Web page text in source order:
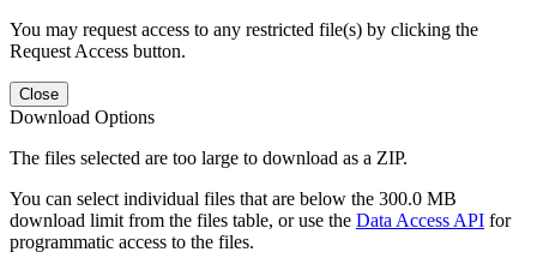
You may request access to any restricted file(s) by clicking the
Request Access button.
Close
Download Options
The files selected are too large to download as a ZIP.
You can select individual files that are below the 300.0 MB
download limit from the files table, or use the Data Access API for
programmatic access to the files.